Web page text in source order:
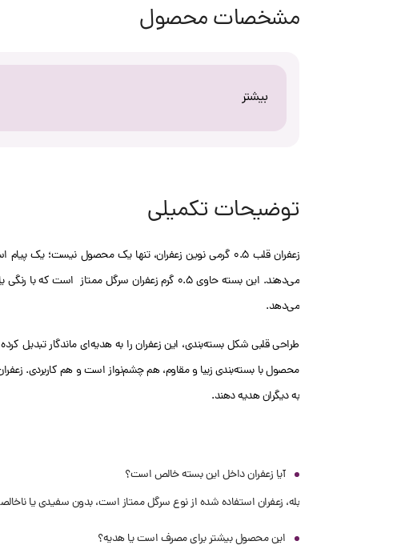
مشخصات محصول
بیشتر
توضیحات تکمیلی
زعفران قلب 0.5 گرمی نوین زعفران، تنها یک محصول نیست؛
می‌دهند. این بسته حاوی 0.5 گرم زعفران سرگل
می‌دهد.
طراحی قلبی‌ شکل بسته‌بندی، این زعفران را به هدیه‌ای ماندگار تبدیل
محصول با بسته‌بندی زیبا و مقاوم، هم چشم‌نواز است و هم کاربردی.
به دیگران هدیه دهند.
آیا زعفران داخل این بسته خالص است؟
بله، زعفران استفاده‌ شده از نوع سرگل ممتاز است، بدون سفیدی یا
این محصول بیشتر برای مصرف است یا هدیه؟